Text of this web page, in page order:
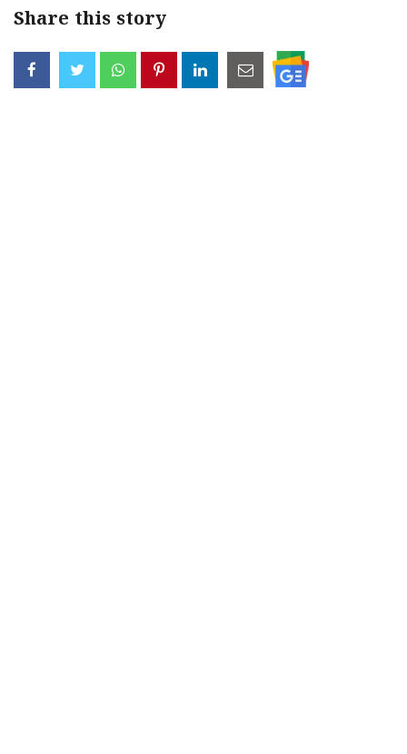
Share this story